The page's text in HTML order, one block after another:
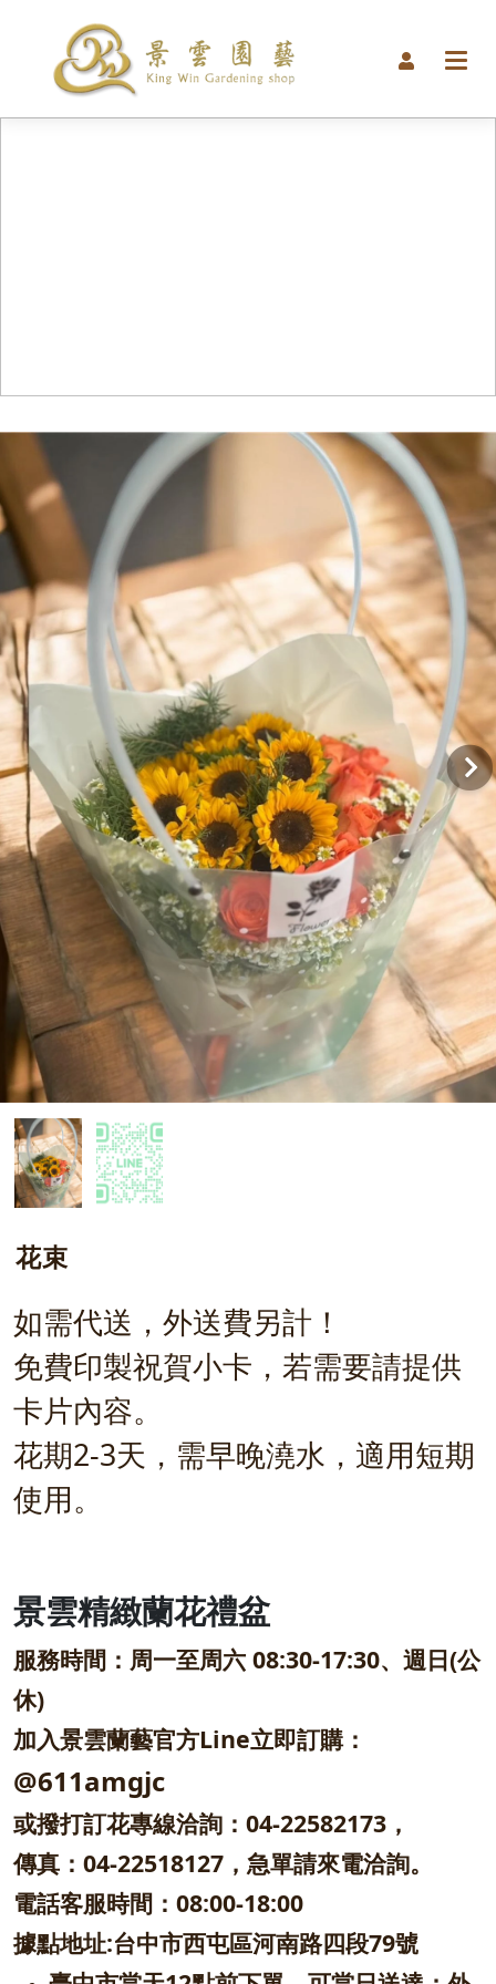
花束
如需代送，外送費另計！
免費印製祝賀小卡，若需要請提供
卡片內容。
花期2-3天，需早晚澆水，適用短期
使用。
景雲精緻蘭花禮盆
服務時間：周一至周六 08:30-17:30、週日(公
休)
加入景雲蘭藝官方Line立即訂購：
@611amgjc
或撥打訂花專線洽詢：04-22582173，
傳真：04-22518127，急單請來電洽詢。
電話客服時間：08:00-18:00
據點地址:台中市西屯區河南路四段79號